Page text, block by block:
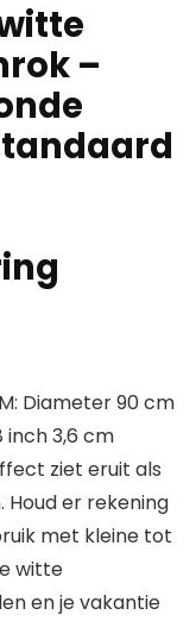
–
Diameter 90 cm
inch 3,6 cm
ziet eruit als
Houd er rekening
met kleine tot
witte
en je vakantie